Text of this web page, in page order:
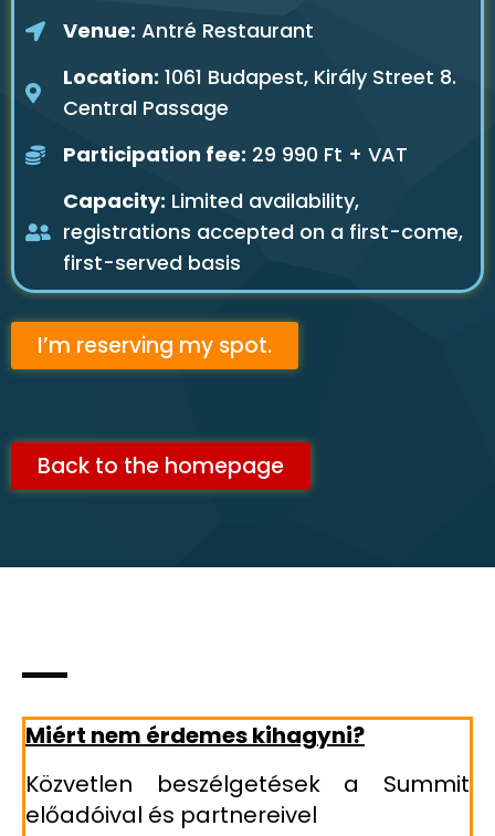
Venue: Antré Restaurant
Location: 1061 Budapest, Király Street 8.
Central Passage
Participation fee: 29 990 Ft + VAT
Capacity: Limited availability,
registrations accepted on a first-come,
first-served basis
I’m reserving my spot.
Back to the homepage
Miért nem érdemes kihagyni?
Közvetlen beszélgetések a Summit
előadóival és partnereivel